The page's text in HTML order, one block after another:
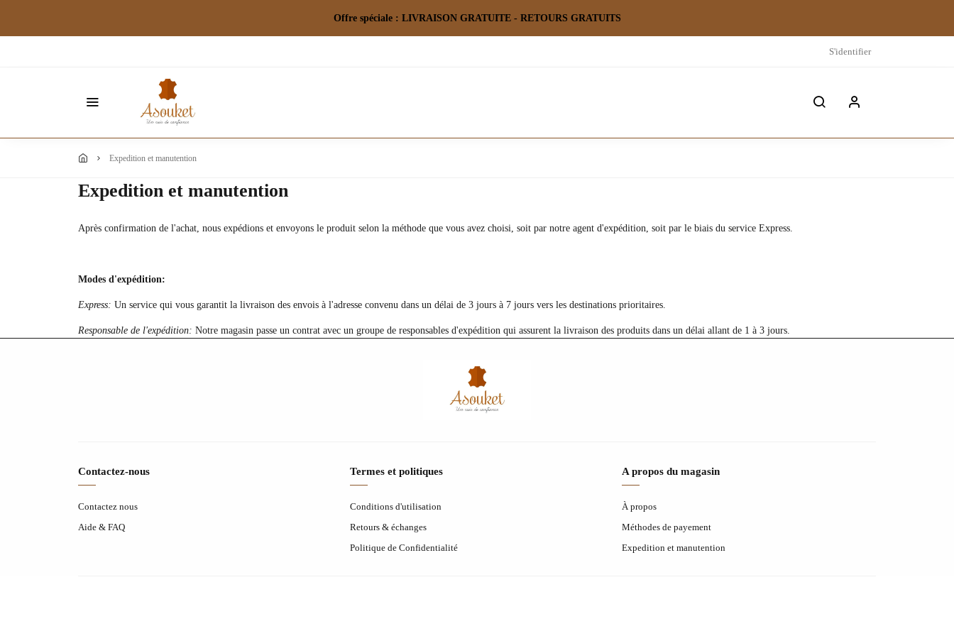
Offre spéciale : LIVRAISON GRATUITE - RETOURS GRATUITS
S'identifier
expedition et manutention
Expedition et manutention
Après confirmation de l'achat, nous expédions et envoyons le produit selon la méthode que vous avez choisi, soit par notre agent d'expédition, soit par le biais du service Express.
Modes d'expédition:
Express: Un service qui vous garantit la livraison des envois à l'adresse convenu dans un délai de 3 jours à 7 jours vers les destinations prioritaires.
Responsable de l'expédition: Notre magasin passe un contrat avec un groupe de responsables d'expédition qui assurent la livraison des produits dans un délai allant de 1 à 3 jours.
Contactez-nous
Contactez nous
Aide & FAQ
Termes et politiques
Conditions d'utilisation
Retours & échanges
Politique de Confidentialité
A propos du magasin
À propos
Méthodes de payement
Expedition et manutention